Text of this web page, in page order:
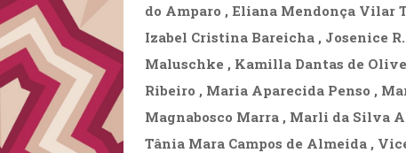
do Amparo , Eliana Mendonça Vilar
Izabel Cristina Bareicha , Josenice
Maluschke , Kamilla Dantas de
Ribeiro , Maria Aparecida Penso ,
Magnabosco Marra , Marli da Silva
Tânia Mara Campos de Almeida ,